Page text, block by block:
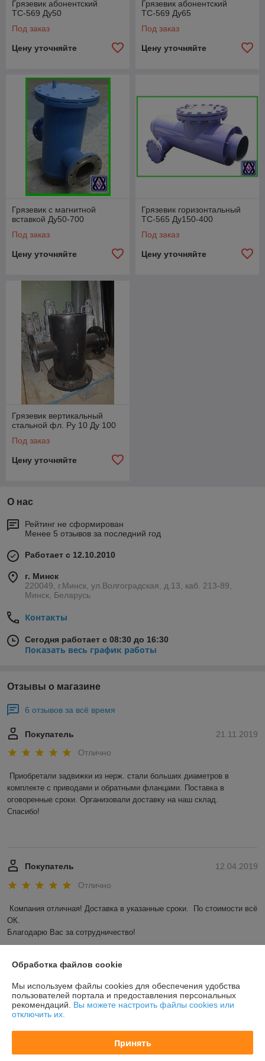
Грязевик абонентский
ТС-569 Ду50
Под заказ
Цену уточняйте
Грязевик абонентский
ТС-569 Ду65
Под заказ
Цену уточняйте
Грязевик с магнитной
вставкой Ду50-700
Под заказ
Цену уточняйте
Грязевик горизонтальный
ТС-565 Ду150-400
Под заказ
Цену уточняйте
Грязевик вертикальный
стальной фл. Ру 10 Ду 100
Под заказ
Цену уточняйте
О нас
Рейтинг не сформирован
Менее 5 отзывов за последний год
Работает с 12.10.2010
г. Минск
220049, г.Минск, ул.Волгоградская, д.13, каб. 213-89,
Минск, Беларусь
Контакты
Сегодня работает с 08:30 до 16:30
Показать весь график работы
Отзывы о магазине
6 отзывов за всё время
21.11.2019
Покупатель
Отлично
Приобретали задвижки из нерж. стали больших диаметров в
комплекте с приводами и обратными фланцами. Поставка в
оговоренные сроки. Организовали доставку на наш склад.
Спасибо!
12.04.2019
Покупатель
Отлично
Компания отличная! Доставка в указанные сроки.  По стоимости всё
ОК.
Благодарю Вас за сотрудничество!
О нас
Обработка файлов cookie
Мы используем файлы cookies для обеспечения удобства
пользователей портала и предоставления персональных
рекомендаций. Вы можете настроить файлы cookies или
отключить их.
Принять